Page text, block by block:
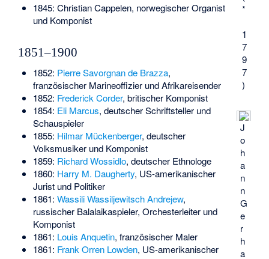
*
1
7
9
7
)
J
o
h
a
n
n
G
e
r
h
a
1845: Christian Cappelen, norwegischer Organist
und Komponist
1851–1900
1852: Pierre Savorgnan de Brazza,
französischer Marineoffizier und Afrikareisender
1852: Frederick Corder, britischer Komponist
1854: Eli Marcus, deutscher Schriftsteller und
Schauspieler
1855: Hilmar Mückenberger, deutscher
Volksmusiker und Komponist
1859: Richard Wossidlo, deutscher Ethnologe
1860: Harry M. Daugherty, US-amerikanischer
Jurist und Politiker
1861: Wassili Wassiljewitsch Andrejew,
russischer Balalaikaspieler, Orchesterleiter und
Komponist
1861: Louis Anquetin, französischer Maler
1861: Frank Orren Lowden, US-amerikanischer